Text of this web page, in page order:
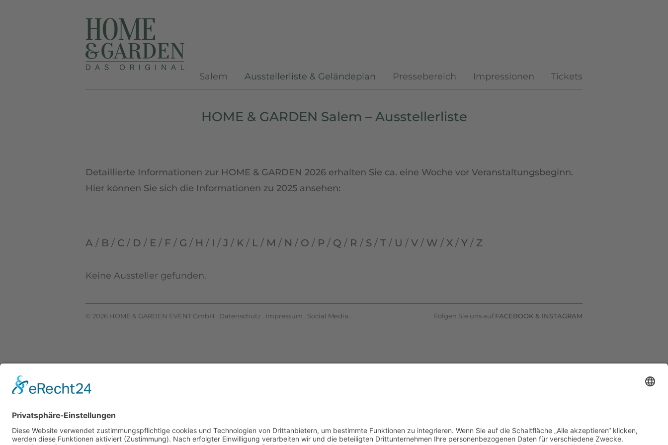
Navigation
überspringen
Salem Ausstellerliste & Geländeplan Pressebereich Impressionen Tickets
HOME & GARDEN Salem – Ausstellerliste
Detaillierte Informationen zur HOME & GARDEN 2026 erhalten Sie ca. eine Woche vor Veranstaltungsbeginn.
Hier können Sie sich die Informationen zu 2025 ansehen:
A / B / C / D / E / F / G / H / I / J / K / L / M / N / O / P / Q / R / S / T / U / V / W / X / Y / Z
Keine Aussteller gefunden.
© 2026 HOME & GARDEN EVENT GmbH . Datenschutz Impressum Social Media Folgen Sie uns auf FACEBOOK & INSTAGRAM